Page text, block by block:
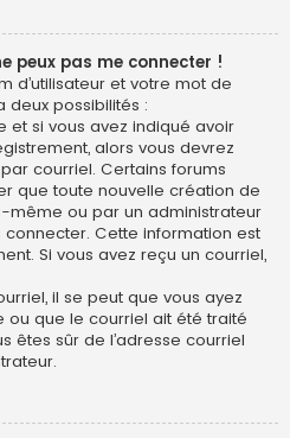
peux pas me connecter !
d’utilisateur et votre mot de
deux possibilités :
et si vous avez indiqué avoir
alors vous devrez
courriel. Certains forums
que toute nouvelle création de
ou par un administrateur
Cette information est
Si vous avez reçu un courriel,
il se peut que vous ayez
ou que le courriel ait été traité
êtes sûr de l’adresse courriel